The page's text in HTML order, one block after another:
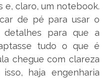
e, claro, um notebook.
de pé para usar o
detalhes para que a
tudo o que é
chegue com clareza
haja engenharia